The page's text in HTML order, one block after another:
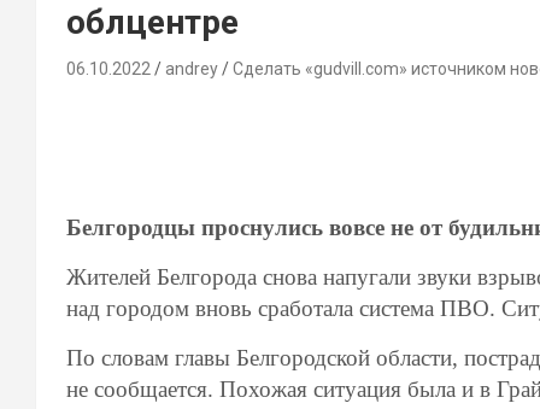
облцентре
06.10.2022 andrey Сделать «gudvill.com» источником
Белгородцы проснулись вовсе не от
Жителей Белгорода снова напугали звуки
над городом вновь сработала система ПВО.
По словам главы Белгородской области,
не сообщается. Похожая ситуация была и в